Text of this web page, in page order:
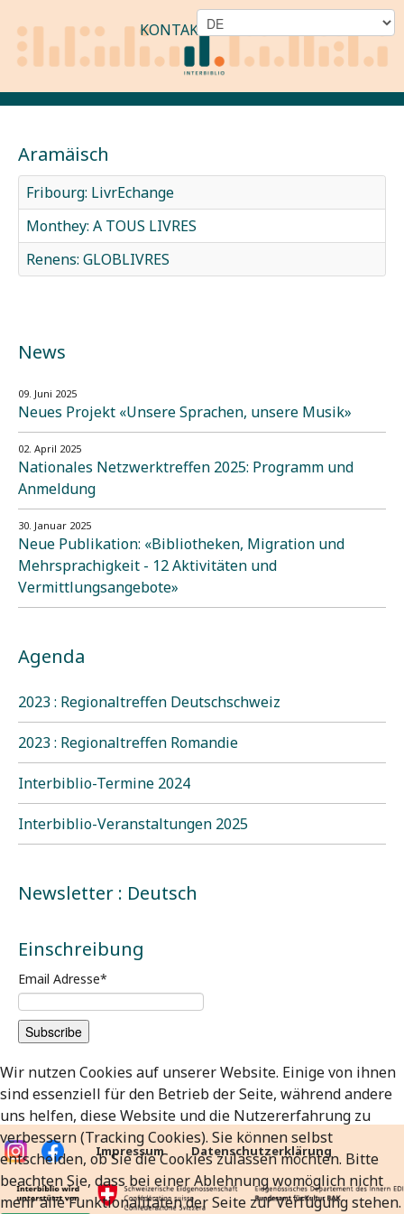
KONTAKT
Aramäisch
Fribourg: LivrEchange
Monthey: A TOUS LIVRES
Renens: GLOBLIVRES
News
09. Juni 2025
Neues Projekt «Unsere Sprachen, unsere Musik»
02. April 2025
Nationales Netzwerktreffen 2025: Programm und
Anmeldung
30. Januar 2025
Neue Publikation: «Bibliotheken, Migration und
Mehrsprachigkeit - 12 Aktivitäten und
Vermittlungsangebote»
Agenda
2023 : Regionaltreffen Deutschschweiz
2023 : Regionaltreffen Romandie
Interbiblio-Termine 2024
Interbiblio-Veranstaltungen 2025
Newsletter : Deutsch
Einschreibung
Email Adresse*
Impressum Datenschutzerklärung
Wir nutzen Cookies auf unserer Website. Einige von ihnen
sind essenziell für den Betrieb der Seite, während andere
uns helfen, diese Website und die Nutzererfahrung zu
verbessern (Tracking Cookies). Sie können selbst
entscheiden, ob Sie die Cookies zulassen möchten. Bitte
beachten Sie, dass bei einer Ablehnung womöglich nicht
mehr alle Funktionalitäten der Seite zur Verfügung stehen.